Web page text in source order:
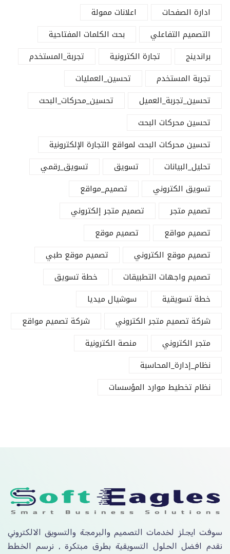
ادارة الصفحات
اعلانات ممولة
التصميم التفاعلي
بحث الكلمات المفتاحية
براندينج
تجارة الكترونية
تجربة_المستخدم
تجربة المستخدم
تحسين_العمليات
تحسين_تجربة_العميل
تحسين_محركات_البحث
تحسين محركات البحث
تحسين محركات البحث لمواقع التجارة الإلكترونية
تحليل_البيانات
تسويق
تسويق_رقمي
تسويق الكتروني
تصميم_مواقع
تصميم متجر
تصميم متجر إلكتروني
تصميم مواقع
تصميم موقع
تصميم موقع الكتروني
تصميم موقع طبي
تصميم واجهات التطبيقات
خطة تسويق
خطة تسويقية
سوشيال ميديا
شركة تصميم متجر الكتروني
شركة تصميم مواقع
متجر الكتروني
منصة الكترونية
نظام_إدارة_المحاسبة
نظام تخطيط موارد المؤسسات
سوفت ايجلز لخدمات التصميم والبرمجة والتسويق الالكتروني
نقدم افضل الحلول التسويقية بطرق مبتكرة , نرسم الخطط